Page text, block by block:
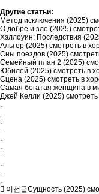
Другие статьи:
Метод исключения (2025)
О добре и зле (2025)
Хэллоуин: Последствия
Альтер (2025) смотреть в
Сны поездов (2025)
Семейный план 2 (2025)
Юбилей (2025) смотреть в
Сцена (2025) смотреть в
Самая богатая женщина в
Джей Келли (2025)
.
.
.
.
.
.
.
.
.
.
이전글Сущность (2025)